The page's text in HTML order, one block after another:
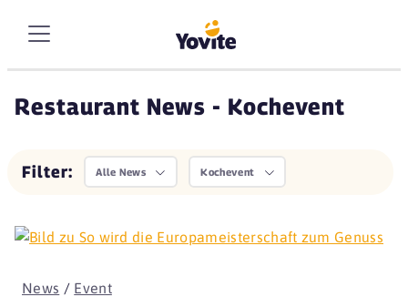
Restaurant News - Kochevent
Filter: Alle News Kochevent
News / Event